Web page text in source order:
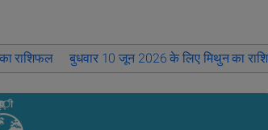
राशिफल बुधवार 10 जून 2026 के लिए मिथुन का